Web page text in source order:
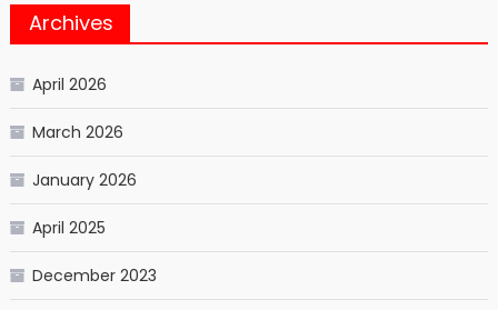
Archives
April 2026
March 2026
January 2026
April 2025
December 2023